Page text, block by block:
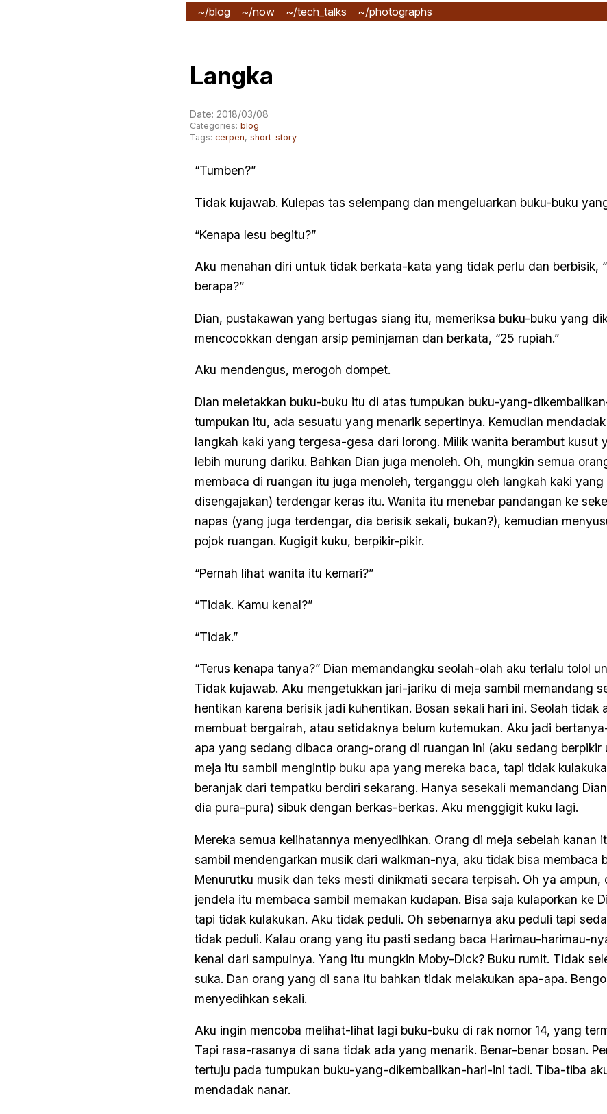
~/blog ~/now ~/tech_talks ~/photographs
Langka
Date: 2018/03/08
Categories: blog
Tags: cerpen, short-story
“Tumben?”
Tidak kujawab. Kulepas tas selempang dan mengeluarkan buku-buku
“Kenapa lesu begitu?”
Aku menahan diri untuk tidak berkata-kata yang tidak perlu dan berbisik,
berapa?”
Dian, pustakawan yang bertugas siang itu, memeriksa buku-buku yang
mencocokkan dengan arsip peminjaman dan berkata, “25 rupiah.”
Aku mendengus, merogoh dompet.
Dian meletakkan buku-buku itu di atas tumpukan buku-yang-
tumpukan itu, ada sesuatu yang menarik sepertinya. Kemudian
langkah kaki yang tergesa-gesa dari lorong. Milik wanita berambut kusut
lebih murung dariku. Bahkan Dian juga menoleh. Oh, mungkin semua
membaca di ruangan itu juga menoleh, terganggu oleh langkah kaki yang
disengajakan) terdengar keras itu. Wanita itu menebar pandangan ke
napas (yang juga terdengar, dia berisik sekali, bukan?), kemudian
pojok ruangan. Kugigit kuku, berpikir-pikir.
“Pernah lihat wanita itu kemari?”
“Tidak. Kamu kenal?”
“Tidak.”
“Terus kenapa tanya?” Dian memandangku seolah-olah aku terlalu tolol
Tidak kujawab. Aku mengetukkan jari-jariku di meja sambil memandang
hentikan karena berisik jadi kuhentikan. Bosan sekali hari ini. Seolah tidak
membuat bergairah, atau setidaknya belum kutemukan. Aku jadi
apa yang sedang dibaca orang-orang di ruangan ini (aku sedang berpikir
meja itu sambil mengintip buku apa yang mereka baca, tapi tidak
beranjak dari tempatku berdiri sekarang. Hanya sesekali memandang
dia pura-pura) sibuk dengan berkas-berkas. Aku menggigit kuku lagi.
Mereka semua kelihatannya menyedihkan. Orang di meja sebelah kanan
sambil mendengarkan musik dari walkman-nya, aku tidak bisa membaca
Menurutku musik dan teks mesti dinikmati secara terpisah. Oh ya
jendela itu membaca sambil memakan kudapan. Bisa saja kulaporkan ke
tapi tidak kulakukan. Aku tidak peduli. Oh sebenarnya aku peduli tapi
tidak peduli. Kalau orang yang itu pasti sedang baca Harimau-harimau-
kenal dari sampulnya. Yang itu mungkin Moby-Dick? Buku rumit. Tidak
suka. Dan orang yang di sana itu bahkan tidak melakukan apa-apa.
menyedihkan sekali.
Aku ingin mencoba melihat-lihat lagi buku-buku di rak nomor 14, yang
Tapi rasa-rasanya di sana tidak ada yang menarik. Benar-benar bosan.
tertuju pada tumpukan buku-yang-dikembalikan-hari-ini tadi. Tiba-tiba
mendadak nanar.